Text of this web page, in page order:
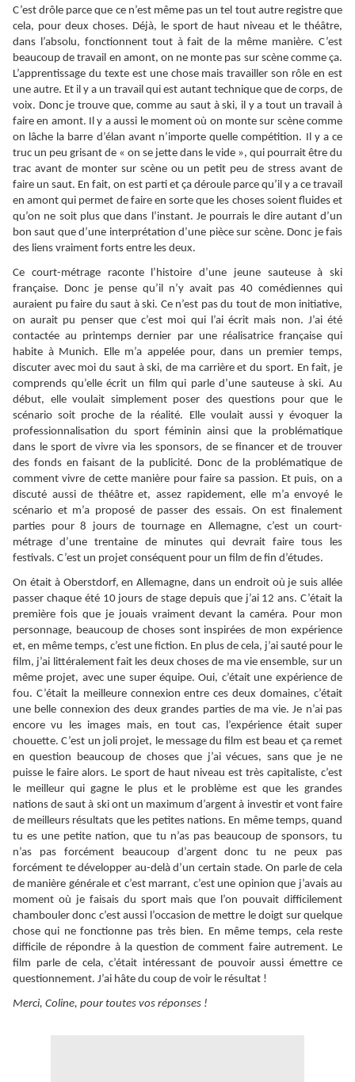
C’est drôle parce que ce n’est même pas un tel tout autre registre que
cela, pour deux choses. Déjà, le sport de haut niveau et le théâtre,
dans l’absolu, fonctionnent tout à fait de la même manière. C’est
beaucoup de travail en amont, on ne monte pas sur scène comme ça.
L’apprentissage du texte est une chose mais travailler son rôle en est
une autre. Et il y a un travail qui est autant technique que de corps, de
voix. Donc je trouve que, comme au saut à ski, il y a tout un travail à
faire en amont. Il y a aussi le moment où on monte sur scène comme
on lâche la barre d’élan avant n’importe quelle compétition. Il y a ce
truc un peu grisant de « on se jette dans le vide », qui pourrait être du
trac avant de monter sur scène ou un petit peu de stress avant de
faire un saut. En fait, on est parti et ça déroule parce qu’il y a ce travail
en amont qui permet de faire en sorte que les choses soient fluides et
qu’on ne soit plus que dans l’instant. Je pourrais le dire autant d’un
bon saut que d’une interprétation d’une pièce sur scène. Donc je fais
des liens vraiment forts entre les deux.
Ce court-métrage raconte l’histoire d’une jeune sauteuse à ski
française. Donc je pense qu’il n’y avait pas 40 comédiennes qui
auraient pu faire du saut à ski. Ce n’est pas du tout de mon initiative,
on aurait pu penser que c’est moi qui l’ai écrit mais non. J’ai été
contactée au printemps dernier par une réalisatrice française qui
habite à Munich. Elle m’a appelée pour, dans un premier temps,
discuter avec moi du saut à ski, de ma carrière et du sport. En fait, je
comprends qu’elle écrit un film qui parle d’une sauteuse à ski. Au
début, elle voulait simplement poser des questions pour que le
scénario soit proche de la réalité. Elle voulait aussi y évoquer la
professionnalisation du sport féminin ainsi que la problématique
dans le sport de vivre via les sponsors, de se financer et de trouver
des fonds en faisant de la publicité. Donc de la problématique de
comment vivre de cette manière pour faire sa passion. Et puis, on a
discuté aussi de théâtre et, assez rapidement, elle m’a envoyé le
scénario et m’a proposé de passer des essais. On est finalement
parties pour 8 jours de tournage en Allemagne, c’est un court-
métrage d’une trentaine de minutes qui devrait faire tous les
festivals. C’est un projet conséquent pour un film de fin d’études.
On était à Oberstdorf, en Allemagne, dans un endroit où je suis allée
passer chaque été 10 jours de stage depuis que j’ai 12 ans. C’était la
première fois que je jouais vraiment devant la caméra. Pour mon
personnage, beaucoup de choses sont inspirées de mon expérience
et, en même temps, c’est une fiction. En plus de cela, j’ai sauté pour le
film, j’ai littéralement fait les deux choses de ma vie ensemble, sur un
même projet, avec une super équipe. Oui, c’était une expérience de
fou. C’était la meilleure connexion entre ces deux domaines, c’était
une belle connexion des deux grandes parties de ma vie. Je n’ai pas
encore vu les images mais, en tout cas, l’expérience était super
chouette. C’est un joli projet, le message du film est beau et ça remet
en question beaucoup de choses que j’ai vécues, sans que je ne
puisse le faire alors. Le sport de haut niveau est très capitaliste, c’est
le meilleur qui gagne le plus et le problème est que les grandes
nations de saut à ski ont un maximum d’argent à investir et vont faire
de meilleurs résultats que les petites nations. En même temps, quand
tu es une petite nation, que tu n’as pas beaucoup de sponsors, tu
n’as pas forcément beaucoup d’argent donc tu ne peux pas
forcément te développer au-delà d’un certain stade. On parle de cela
de manière générale et c’est marrant, c’est une opinion que j’avais au
moment où je faisais du sport mais que l’on pouvait difficilement
chambouler donc c’est aussi l’occasion de mettre le doigt sur quelque
chose qui ne fonctionne pas très bien. En même temps, cela reste
difficile de répondre à la question de comment faire autrement. Le
film parle de cela, c’était intéressant de pouvoir aussi émettre ce
questionnement. J’ai hâte du coup de voir le résultat !
Merci, Coline, pour toutes vos réponses !